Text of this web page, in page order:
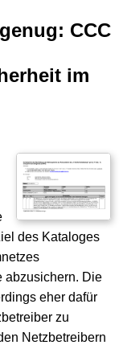
CCC
im
des Kataloges
abzusichern. Die
eher dafür
zu
Netzbetreibern